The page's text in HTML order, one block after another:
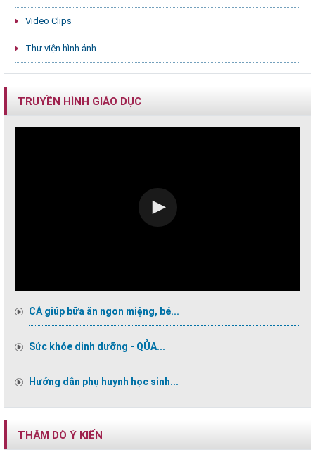
Video Clips
Thư viện hình ảnh
TRUYỀN HÌNH GIÁO DỤC
CÁ giúp bữa ăn ngon miệng, bé...
Sức khỏe dinh dưỡng - QỦA...
Hướng dẫn phụ huynh học sinh...
THĂM DÒ Ý KIẾN